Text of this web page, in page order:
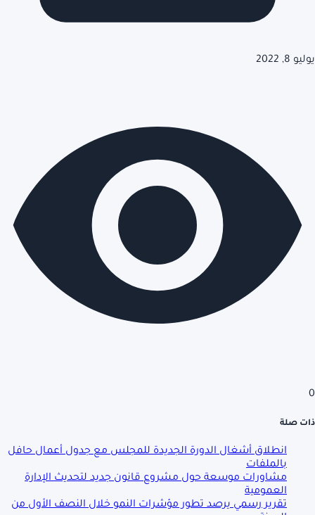
يوليو 8, 2022
0
ذات صلة
انطلاق أشغال الدورة الجديدة للمجلس مع جدول أعمال حافل
بالملفات
مشاورات موسعة حول مشروع قانون جديد لتحديث الإدارة
العمومية
تقرير رسمي يرصد تطور مؤشرات النمو خلال النصف الأول من